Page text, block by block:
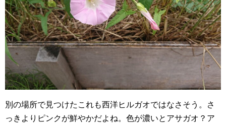
別の場所で見つけたこれも西洋ヒルガオではなさそう。さ
っきよりピンクが鮮やかだよね。色が濃いとアサガオ？ア